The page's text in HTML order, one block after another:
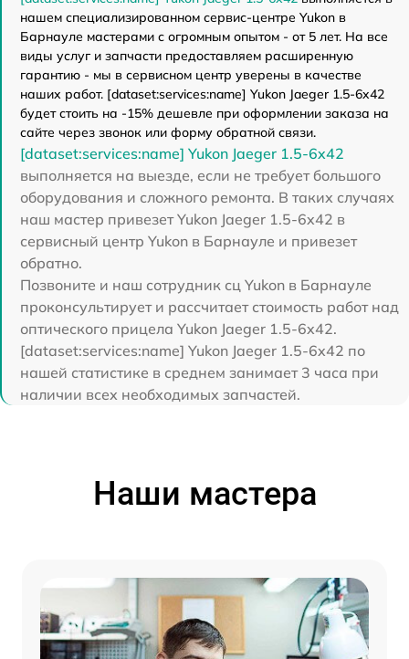
нашем специализированном сервис-центре Yukon в
Барнауле мастерами с огромным опытом - от 5 лет. На все
виды услуг и запчасти предоставляем расширенную
гарантию - мы в сервисном центр уверены в качестве
наших работ. [dataset:services:name] Yukon Jaeger 1.5-6x42
будет стоить на -15% дешевле при оформлении заказа на
сайте через звонок или форму обратной связи.
[dataset:services:name] Yukon Jaeger 1.5-6x42
выполняется на выезде, если не требует большого
оборудования и сложного ремонта. В таких случаях
наш мастер привезет Yukon Jaeger 1.5-6x42 в
сервисный центр Yukon в Барнауле и привезет
обратно.
Позвоните и наш сотрудник сц Yukon в Барнауле
проконсультирует и рассчитает стоимость работ над
оптического прицела Yukon Jaeger 1.5-6x42.
[dataset:services:name] Yukon Jaeger 1.5-6x42 по
нашей статистике в среднем занимает 3 часа при
наличии всех необходимых запчастей.
Наши мастера